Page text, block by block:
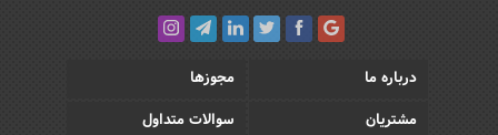
درباره ما
مجوزها
مشتریان
سوالات متداول